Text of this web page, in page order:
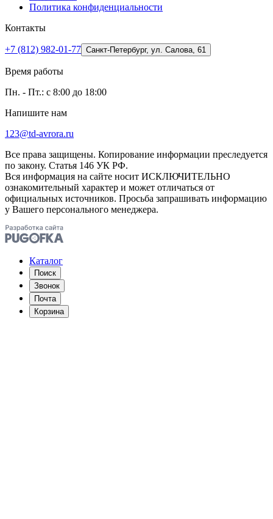
Политика конфиденциальности
Контакты
+7 (812) 982-01-77 Санкт-Петербург, ул. Салова, 61
Время работы
Пн. - Пт.: с 8:00 до 18:00
Напишите нам
123@td-avrora.ru
Все права защищены. Копирование информации преследуется
по закону. Статья 146 УК РФ.
Вся информация на сайте носит ИСКЛЮЧИТЕЛЬНО
ознакомительный характер и может отличаться от
официальных источников. Просьба запрашивать информацию
у Вашего персонального менеджера.
Каталог
Поиск
Звонок
Почта
Корзина